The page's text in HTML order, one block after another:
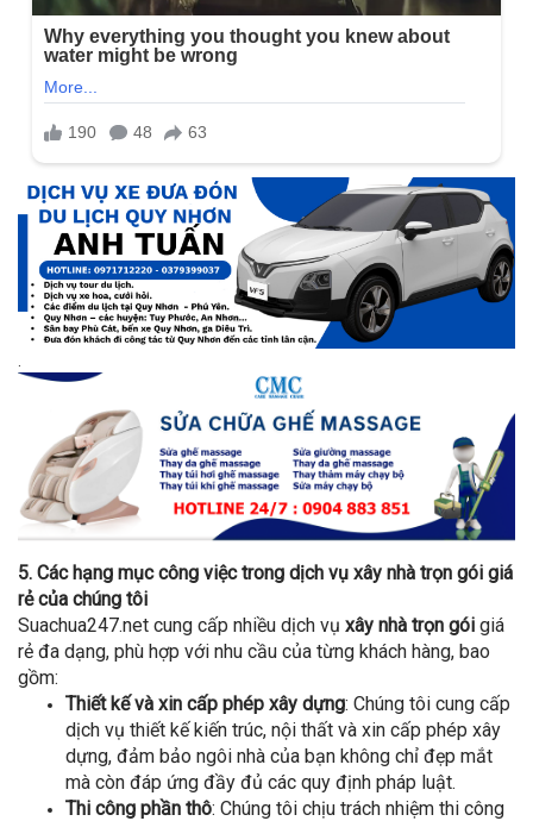
5. Các hạng mục công việc trong dịch vụ xây nhà trọn gói giá
rẻ của chúng tôi
Suachua247.net cung cấp nhiều dịch vụ xây nhà trọn gói giá
rẻ đa dạng, phù hợp với nhu cầu của từng khách hàng, bao
gồm:
Thiết kế và xin cấp phép xây dựng: Chúng tôi cung cấp
dịch vụ thiết kế kiến trúc, nội thất và xin cấp phép xây
dựng, đảm bảo ngôi nhà của bạn không chỉ đẹp mắt
mà còn đáp ứng đầy đủ các quy định pháp luật.
Thi công phần thô: Chúng tôi chịu trách nhiệm thi công